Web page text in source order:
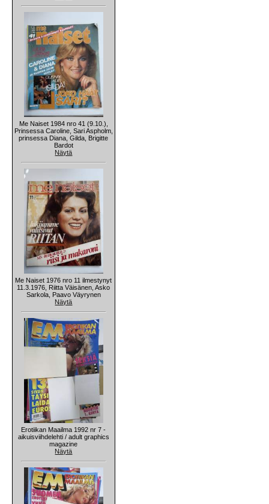
Me Naiset 1984 nro 41 (9.10.),
Prinsessa Caroline, Sari Aspholm,
prinsessa Diana, Gilda, Brigitte
Bardot
Näytä
Me Naiset 1976 nro 11 ilmestynyt
11.3.1976, Riitta Väisänen, Asko
Sarkola, Paavo Väyrynen
Näytä
Erotiikan Maailma 1992 nr 7 -
aikuisviihdelehti / adult graphics
magazine
Näytä